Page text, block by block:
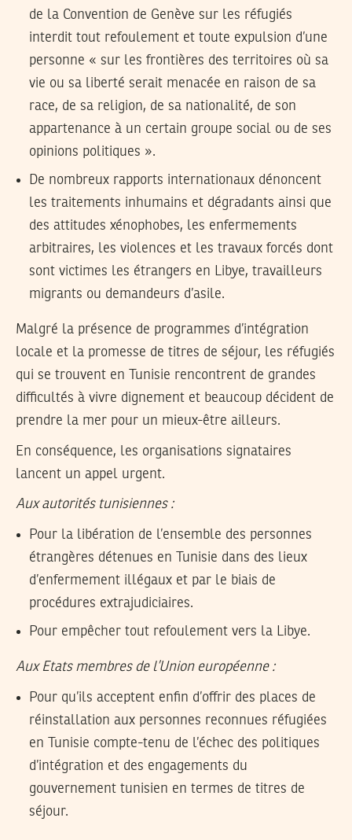
de la Convention de Genève sur les réfugiés
interdit tout refoulement et toute expulsion d’une
personne « sur les frontières des territoires où sa
vie ou sa liberté serait menacée en raison de sa
race, de sa religion, de sa nationalité, de son
appartenance à un certain groupe social ou de ses
opinions politiques ».
De nombreux rapports internationaux dénoncent
les traitements inhumains et dégradants ainsi que
des attitudes xénophobes, les enfermements
arbitraires, les violences et les travaux forcés dont
sont victimes les étrangers en Libye, travailleurs
migrants ou demandeurs d’asile.
Malgré la présence de programmes d’intégration
locale et la promesse de titres de séjour, les réfugiés
qui se trouvent en Tunisie rencontrent de grandes
difficultés à vivre dignement et beaucoup décident de
prendre la mer pour un mieux-être ailleurs.
En conséquence, les organisations signataires
lancent un appel urgent.
Aux autorités tunisiennes :
Pour la libération de l’ensemble des personnes
étrangères détenues en Tunisie dans des lieux
d’enfermement illégaux et par le biais de
procédures extrajudiciaires.
Pour empêcher tout refoulement vers la Libye.
Aux Etats membres de l’Union européenne :
Pour qu’ils acceptent enfin d’offrir des places de
réinstallation aux personnes reconnues réfugiées
en Tunisie compte-tenu de l’échec des politiques
d’intégration et des engagements du
gouvernement tunisien en termes de titres de
séjour.